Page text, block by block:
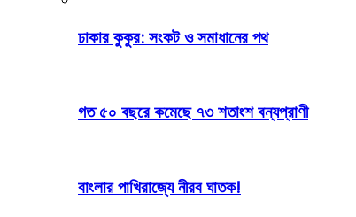
ঢাকার কুকুর: সংকট ও সমাধানের পথ
গত ৫০ বছরে কমেছে ৭৩ শতাংশ বন্যপ্রাণী
বাংলার পাখিরাজ্যে নীরব ঘাতক!